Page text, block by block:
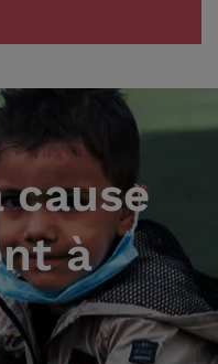
cause
à